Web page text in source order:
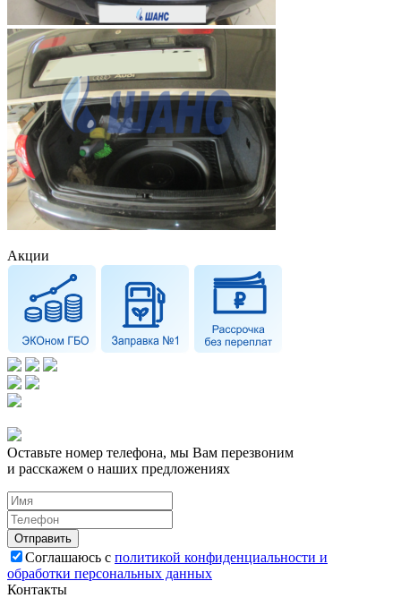
Акции
Оставьте номер телефона, мы Вам перезвоним
и расскажем о наших предложениях
Соглашаюсь с политикой конфиденциальности и
обработки персональных данных
Контакты